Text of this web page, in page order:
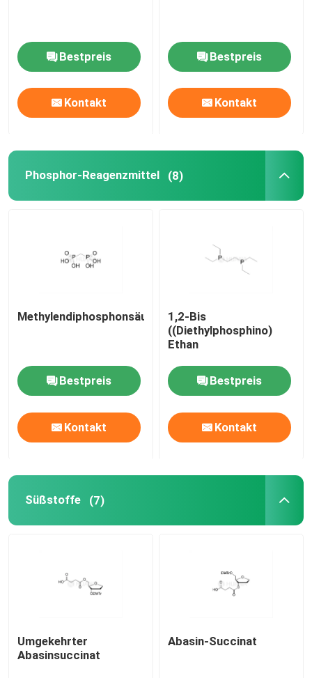
Treten Sie mit uns in Verbindung
Nachrichten
Phosphoramiditen
mRNA-Rohstoff
Nucleoside
Molekulare Diagnostik
Bestpreis
Kontakt
Bestpreis
Kontakt
Phosphor-Reagenzmittel (8)
Methylendiphosphonsäure
Bestpreis
Kontakt
1,2-Bis
((Diethylphosphino)
Ethan
Bestpreis
Kontakt
Süßstoffe (7)
Umgekehrter
Abasinsuccinat
Abasin-Succinat